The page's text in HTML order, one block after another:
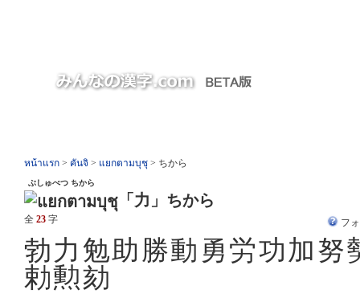
หน้าแรก > คันจิ > แยกตามบุชุ > ちから
ぶしゅべつ ちから
「力」ちから
全 23 字 フ
勃力勉助勝動勇労功加努
勅勲劾